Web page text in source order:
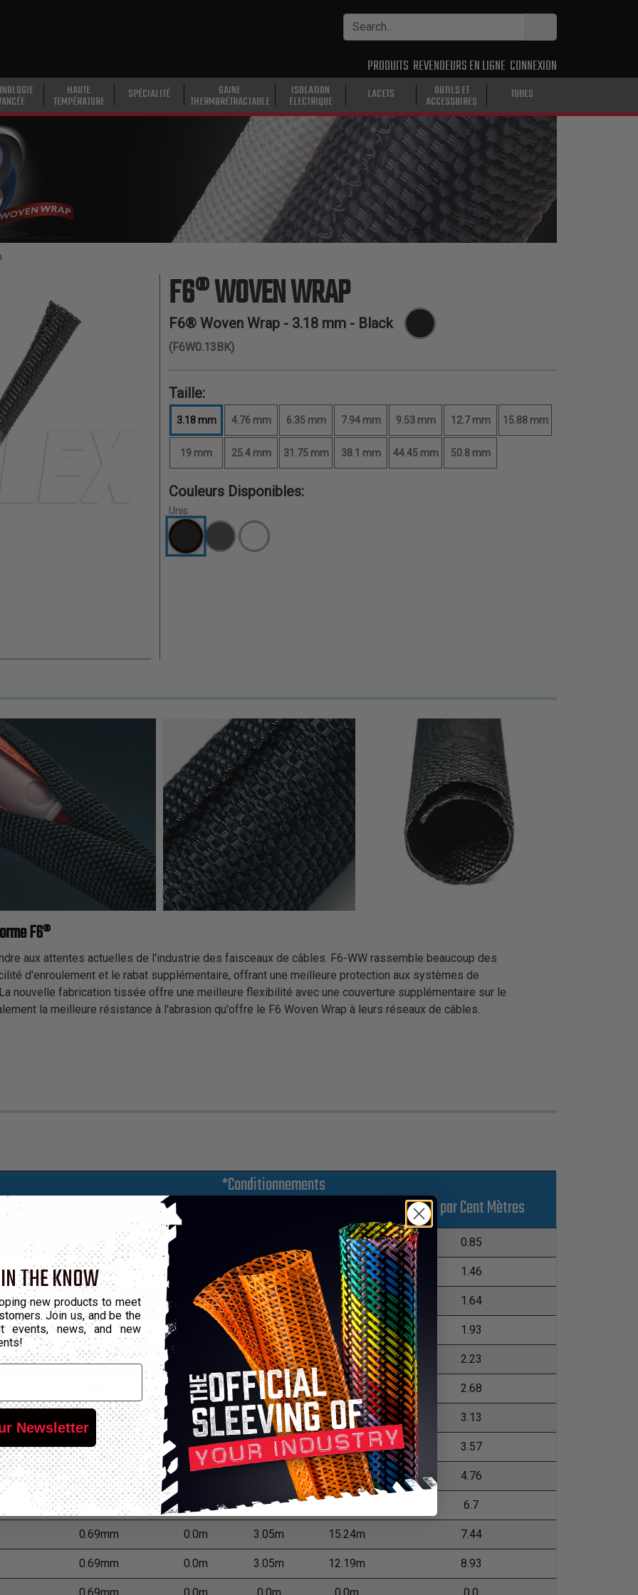
PRODUITS REVENDEURS EN LIGNE CONNEXION
HAUTE
TEMPÉRATURE SPÉCIALITÉ GAINE
THERMORÉTRACTABLE
ISOLATION
ELECTRIQUE LACETS OUTILS ET
ACCESSOIRES TUBES
F6® WOVEN WRAP
F6® Woven Wrap - 3.18 mm - Black
(F6W0.13BK)
Taille:
3.18 mm 4.76 mm 6.35 mm 7.94 mm 9.53 mm 12.7 mm 15.88 mm
19 mm 25.4 mm 31.75 mm 38.1 mm 44.45 mm 50.8 mm
Couleurs Disponibles:
Unis
F6®
aux attentes actuelles de l'industrie des faisceaux de câbles. F6-WW rassemble beaucoup des
d'enroulement et le rabat supplémentaire, offrant une meilleure protection aux systèmes de
nouvelle fabrication tissée offre une meilleure flexibilité avec une couverture supplémentaire sur le
la meilleure résistance à l'abrasion qu'offre le F6 Woven Wrap à leurs réseaux de câbles.
*Conditionnements
Kgs par Cent Mètres
0.69mm 548.64m 0.85
0.69mm 182.88m 365.76m 1.46
0.69mm 60.96m 137.16m 281.94m 1.64
0.69mm 99.06m 198.12m 1.93
0.69mm 68.58m 137.16m 2.23
22.86m 45.72m 91.44m 2.68
0.69mm 22.86m 38.1m 76.2m 3.13
0.69mm 15.24m 30.48m 45.72m 3.57
0.69mm 15.24m 30.48m 4.76
0.69mm 0.0m 7.62m 6.7
0.69mm 0.0m 3.05m 15.24m 7.44
0.69mm 0.0m 3.05m 12.19m 8.93
THE KNOW
new products to meet
Join us, and be the
events, news, and new
Newsletter